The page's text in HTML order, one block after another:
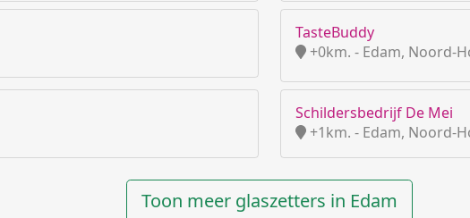
TasteBuddy
+0km. - Edam, Noord-
Schildersbedrijf De Mei
+1km. - Edam, Noord-
Toon meer glaszetters in Edam